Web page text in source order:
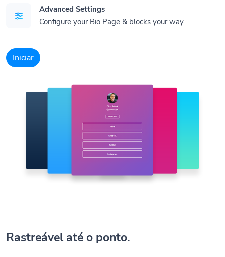
Advanced Settings
Configure your Bio Page & blocks your way
Iniciar
Rastreável até o ponto.